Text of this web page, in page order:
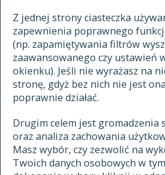
Z jednej strony ciasteczka
zapewnienia poprawnego
(np. zapamiętywania filtrów
zaawansowanego czy ustawień
okienku). Jeśli nie wyrażasz na
stronę, gdyż bez nich nie jest
poprawnie działać.
Drugim celem jest gromadzenia
oraz analiza zachowania
Masz wybór, czy zezwolić na
Twoich danych osobowych w
autorzy tekstów źródłowych
zasady opracowania
statystyki
najnowsze hasła
ostatnio zmodyfikowane hasła
materiały archiwalne
cytowanie
kontakt
XVII I XVIII
znajdź
zaczynające się od